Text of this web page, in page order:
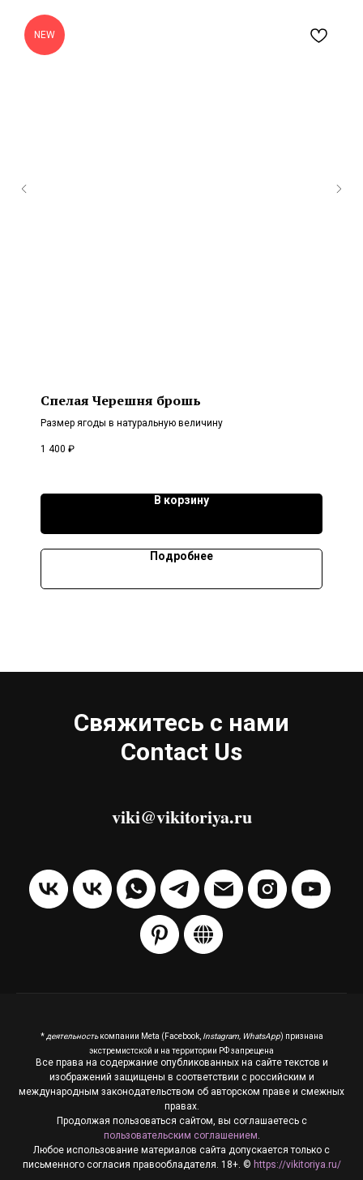
NEW
Спелая Черешня брошь
Размер ягоды в натуральную величину
1 400 ₽
В корзину
Подробнее
Свяжитесь с нами
Contact Us
viki@vikitoriya.ru
* деятельностькомпании Meta (Facebook, Instagram, WhatsApp) признана
экстремистской и на территории РФ запрещена
Все права на содержание опубликованных на сайте текстов и
изображений защищены в соответствии с российским и
международным законодательством об авторском праве и смежных
правах.
Продолжая пользоваться сайтом, вы соглашаетесь с
пользовательским соглашением
Любое использование материалов сайта допускается только с
письменного согласия правообладателя. 18+. © https://vikitoriya.ru/